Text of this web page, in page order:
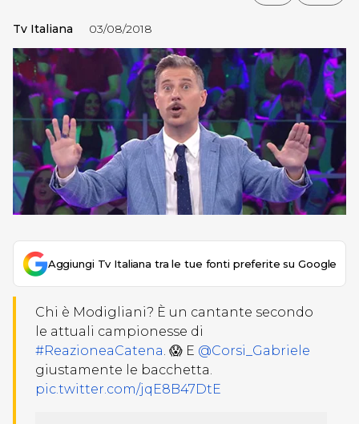
Tv Italiana 03/08/2018
Aggiungi Tv Italiana tra le tue fonti preferite su Google
Chi è Modigliani? È un cantante secondo
le attuali campionesse di
#ReazioneaCatena. 😱 E @Corsi_Gabriele
giustamente le bacchetta.
pic.twitter.com/jqE8B47DtE